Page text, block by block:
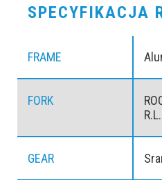
SPECYFIKACJA
FRAME
FORK
R.L.
GEAR